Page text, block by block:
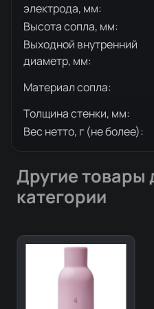
электрода, мм:
Высота сопла, мм:
Выходной внутренний
диаметр, мм:
Материал сопла:
Толщина стенки, мм:
Вес нетто, г (не более):
Другие товары
категории